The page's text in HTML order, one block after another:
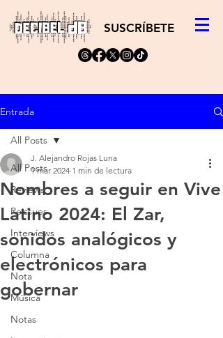
SUSCRÍBETE
Entrada
All Posts
Reviews
Reissues
Interviews
Columna
Nota
Música
Notas
All Posts
Nombres a seguir en Vive
Latino 2024: El Zar,
sonidos analógicos y
electrónicos para
gobernar
J. Alejandro Rojas Luna
1 mar 2024 1 min de lectura